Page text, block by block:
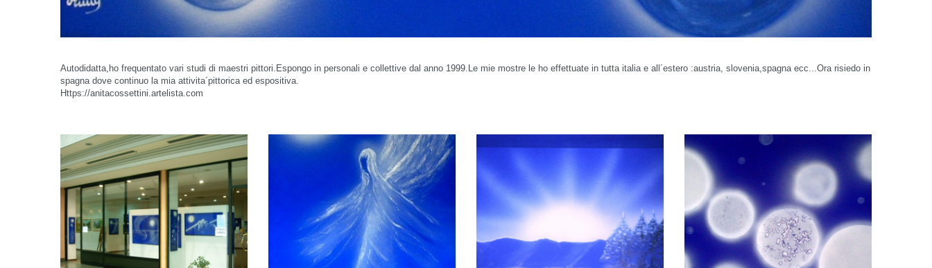
Autodidatta,ho frequentato vari studi di maestri pittori.Espongo in personali e collettive dal anno 1999.Le mie mostre le ho effettuate in tutta italia e all´estero :austria, slovenia,spagna ecc...Ora risiedo in
spagna dove continuo la mia attivita´pittorica ed espositiva.
Https://anitacossettini.artelista.com